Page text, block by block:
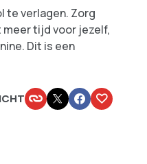
te verlagen. Zorg
tijd voor jezelf,
Dit is een